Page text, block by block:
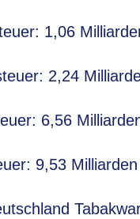
1,06
2,24
6,56
9,53